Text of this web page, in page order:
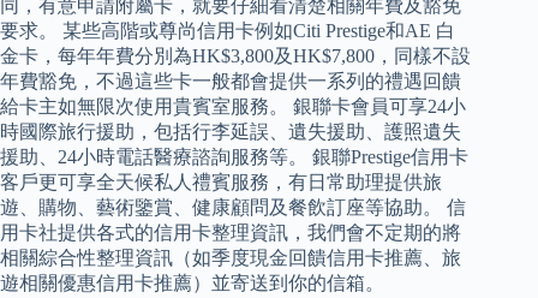
同，有意申請附屬卡，就要仔細看清楚相關年費及豁免
要求。 某些高階或尊尚信用卡例如Citi Prestige和AE 白
金卡，每年年費分別為HK$3,800及HK$7,800，同樣不設
年費豁免，不過這些卡一般都會提供一系列的禮遇回饋
給卡主如無限次使用貴賓室服務。 銀聯卡會員可享24小
時國際旅行援助，包括行李延誤、遺失援助、護照遺失
援助、24小時電話醫療諮詢服務等。 銀聯Prestige信用卡
客戶更可享全天候私人禮賓服務，有日常助理提供旅
遊、購物、藝術鑒賞、健康顧問及餐飲訂座等協助。 信
用卡社提供各式的信用卡整理資訊，我們會不定期的將
相關綜合性整理資訊（如季度現金回饋信用卡推薦、旅
遊相關優惠信用卡推薦）並寄送到你的信箱。